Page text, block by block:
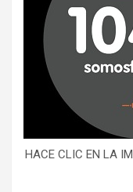
HACE CLIC EN LA